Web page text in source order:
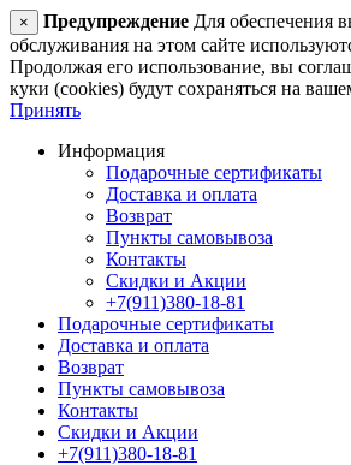
× Предупреждение Для обеспечения
обслуживания на этом сайте
Продолжая его использование, вы
куки (cookies) будут сохраняться на
Принять
Информация
Подарочные сертификаты
Доставка и оплата
Возврат
Пункты самовывоза
Контакты
Скидки и Акции
+7(911)380-18-81
Подарочные сертификаты
Доставка и оплата
Возврат
Пункты самовывоза
Контакты
Скидки и Акции
+7(911)380-18-81